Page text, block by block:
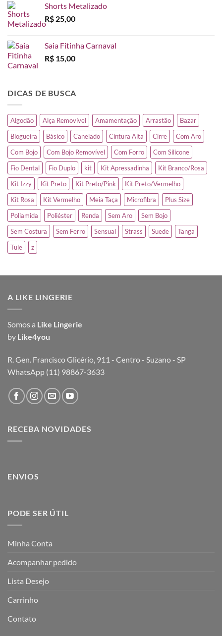
Shorts Metalizado
R$ 25,00
Saia Fitinha Carnaval
R$ 15,00
DICAS DE BUSCA
Algodão Alça Removível Amamentação Arrastão
Bazar
Blogueira
Básico Canelado Cintura Alta Cirre
Com Aro
Com Bojo
Com Bojo Removível Com Forro
Com Silicone
Fio Dental
Fio Duplo kit Kit Apressadinha
Kit Branco/Rosa
Kit Izzy
Kit Preto Kit Preto/Pink
Kit Preto/Vermelho
Kit Rosa
Kit Vermelho Meia Taça Microfibra
Plus Size
Poliamida
Poliéster Renda Sem Aro
Sem Bojo
Sem Costura
Sem Ferro Sensual Strass Suede
Tanga
Tule
z
A LIKE LINGERIE
Somos a Like Lingerie
by Like4you
R. Gen. Francisco Glicério, 911 - Centro - Suzano - SP
WhatsApp (11) 98867-3633
RECEBA NOVIDADES
ENVIOS
PODE SER ÚTIL
Minha Conta
Acompanhar pedido
Lista Desejo
Carrinho
Contato